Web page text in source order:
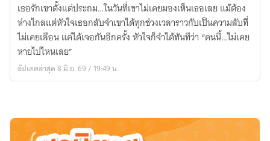
เคย
สำคัญ
ที่สุด
เธอรักเขาตั้งแต่ประถม…ในวันที่เขาไม่เคยมองเห็นเธอเลย แม้ต้อง
ห่างไกลแต่หัวใจเธอกลับจำเขาได้ทุกช่วงเวลาราวกับเป็นความลับที่
ไม่เคยเลือน แค่ได้เจอกันอีกครั้ง หัวใจก็จำได้ทันทีว่า “คนนี้…ไม่เคย
หายไปไหนเลย”
อัปเดตล่าสุด 8 มิ.ย. 69 / 19:49 น.